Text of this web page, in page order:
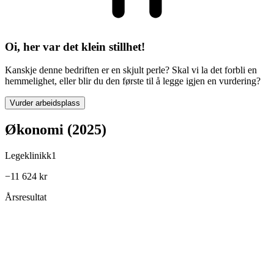
Oi, her var det klein stillhet!
Kanskje denne bedriften er en skjult perle? Skal vi la det forbli en
hemmelighet, eller blir du den første til å legge igjen en vurdering?
Vurder arbeidsplass
Økonomi (2025)
Legeklinikk1
−11 624 kr
Årsresultat